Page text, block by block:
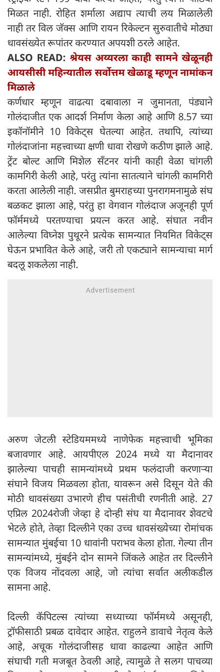
मिळत नाही. रोहित शर्माला अद्याप त्याची लय मिळालेली
नाही तर विल जॅक्स आणि रायन रिकेल्टन सुरुवातीचे मोठ्या
धावसंख्येत रूपांतर करण्यात अपयशी ठरले आहेत.
ALSO READ: श्रेयस अय्यरला काही सामने खेळूनही
आयसीसी महिन्यातील सर्वोत्तम खेळाडू म्हणून नामांकन
मिळाले
कर्णधार म्हणून वाढत्या दबावाला न जुमानता, पंड्याने
गोलंदाजीत एक आदर्श निर्माण केला आहे आणि 8.57 च्या
इकॉनॉमीने 10 विकेट्स घेतल्या आहेत. तथापि, त्यांच्या
गोलंदाजांना महत्त्वाच्या क्षणी धावा रोखणे कठीण झाले आहे.
ट्रेंट बोल्ट आणि मिशेल सँटनर यांनी काही वेळा चांगली
कामगिरी केली आहे, परंतु त्यांना सातत्याने चांगली कामगिरी
करता आलेली नाही. जसप्रीत बुमराहच्या पुनरागमनामुळे संघ
बळकट झाला आहे, परंतु हा वेगवान गोलंदाज अजूनही पूर्ण
फॉर्ममध्ये परतण्याचा प्रयत्न करत आहे. संघात नवीन
आलेल्या विघ्नेश पुथूरने प्रत्येक सामन्यात नियमित विकेट्स
घेऊन प्रभावित केले आहे, जरी तो एकट्याने सामन्याचा मार्ग
बदलू शकलेला नाही.
अरुण जेटली स्टेडियममध्ये नाणेफेक महत्त्वाची भूमिका
बजावणार आहे. आयपीएल 2024 मध्ये या मैदानावर
झालेल्या पाचही सामन्यांमध्ये प्रथम फलंदाजी करणाऱ्या
संघाने विजय मिळवला होता, यावरून असे दिसून येते की
मोठी धावसंख्या उभारणे हीच पसंतीची रणनीती आहे. 27
एप्रिल 2024रोजी जेव्हा हे दोन्ही संघ या मैदानावर शेवटचे
भेटले होते, तेव्हा दिल्लीने एका उच्च धावसंख्येच्या रोमांचक
सामन्यात मुंबईचा 10 धावांनी पराभव केला होता. गेल्या तीन
सामन्यांमध्ये, मुंबईने दोन सामने जिंकले आहेत तर दिल्लीने
एक विजय नोंदवला आहे, जो त्यांचा सर्वात अलीकडील
सामना आहे.
दिल्ली कॅपिटल्स त्यांच्या सध्याच्या फॉर्ममध्ये असूनही,
ट्रॉफीसाठी प्रबळ दावेदार आहेत. राहुलने डावाचे नेतृत्व केले
आहे, अचूक गोलंदाजीसह धावा काढल्या आहेत आणि
संघाची गती मजबूत ठेवली आहे, त्यामुळे ते सलग पाचव्या